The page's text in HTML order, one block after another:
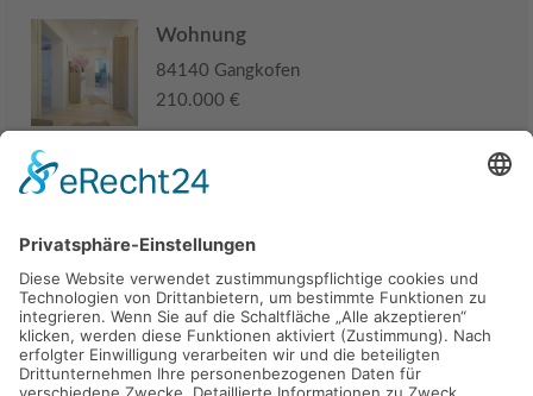
Wohnung
84140 Gangkofen
210.000 €
Haus
285.000 €